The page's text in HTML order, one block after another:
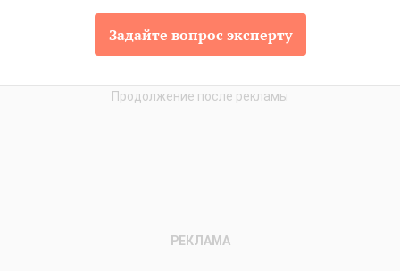
Задайте вопрос эксперту